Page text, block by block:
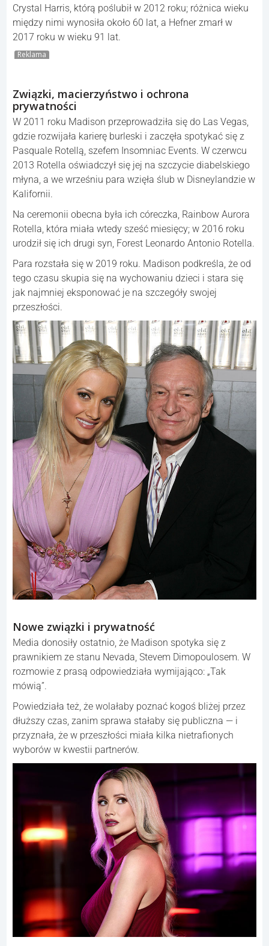
Crystal Harris, którą poślubił w 2012 roku; różnica wieku
między nimi wynosiła około 60 lat, a Hefner zmarł w
2017 roku w wieku 91 lat.
Reklama
Związki, macierzyństwo i ochrona
prywatności
W 2011 roku Madison przeprowadziła się do Las Vegas,
gdzie rozwijała karierę burleski i zaczęła spotykać się z
Pasquale Rotellą, szefem Insomniac Events. W czerwcu
2013 Rotella oświadczył się jej na szczycie diabelskiego
młyna, a we wrześniu para wzięła ślub w Disneylandzie w
Kalifornii.
Na ceremonii obecna była ich córeczka, Rainbow Aurora
Rotella, która miała wtedy sześć miesięcy; w 2016 roku
urodził się ich drugi syn, Forest Leonardo Antonio Rotella.
Para rozstała się w 2019 roku. Madison podkreśla, że od
tego czasu skupia się na wychowaniu dzieci i stara się
jak najmniej eksponować je na szczegóły swojej
przeszłości.
Nowe związki i prywatność
Media donosiły ostatnio, że Madison spotyka się z
prawnikiem ze stanu Nevada, Stevem Dimopoulosem. W
rozmowie z prasą odpowiedziała wymijająco: „Tak
mówią”.
Powiedziała też, że wolałaby poznać kogoś bliżej przez
dłuższy czas, zanim sprawa stałaby się publiczna — i
przyznała, że w przeszłości miała kilka nietrafionych
wyborów w kwestii partnerów.